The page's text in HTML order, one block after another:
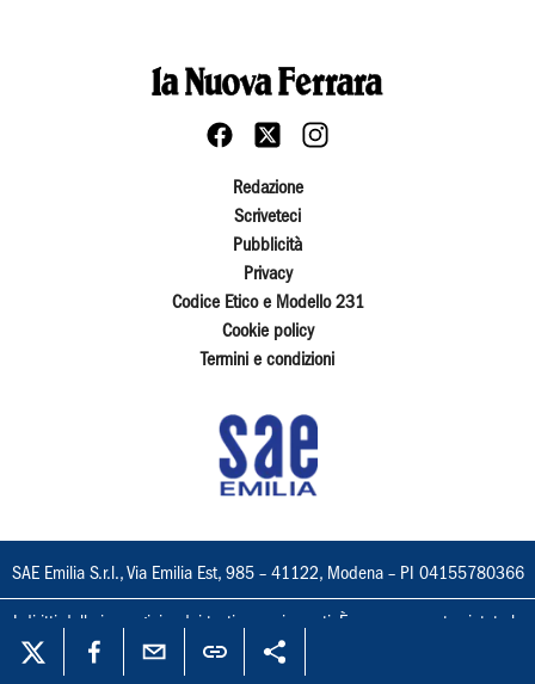
Redazione
Scriveteci
Pubblicità
Privacy
Codice Etico e Modello 231
Cookie policy
Termini e condizioni
SAE Emilia S.r.l., Via Emilia Est, 985 – 41122, Modena – PI 04155780366
I diritti delle immagini e dei testi sono riservati. È espressamente vietata la
loro riproduzione con qualsiasi mezzo e l'adattamento totale o parziale.